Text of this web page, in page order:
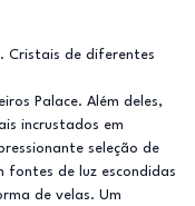
Cristais de diferentes
Palace. Além deles,
incrustados em
seleção de
fontes de luz escondidas
de velas. Um